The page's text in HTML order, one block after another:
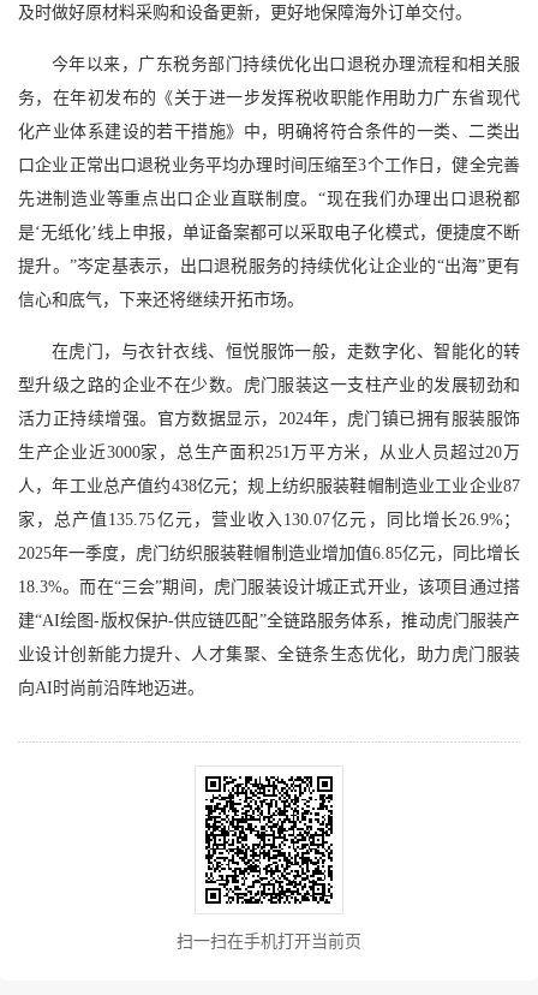
及时做好原材料采购和设备更新，更好地保障海外订单交付。
今年以来，广东税务部门持续优化出口退税办理流程和相关服
务，在年初发布的《关于进一步发挥税收职能作用助力广东省现代
化产业体系建设的若干措施》中，明确将符合条件的一类、二类出
口企业正常出口退税业务平均办理时间压缩至3个工作日，健全完善
先进制造业等重点出口企业直联制度。“现在我们办理出口退税都
是‘无纸化’线上申报，单证备案都可以采取电子化模式，便捷度不断
提升。”岑定基表示，出口退税服务的持续优化让企业的“出海”更有
信心和底气，下来还将继续开拓市场。
在虎门，与衣针衣线、恒悦服饰一般，走数字化、智能化的转
型升级之路的企业不在少数。虎门服装这一支柱产业的发展韧劲和
活力正持续增强。官方数据显示，2024年，虎门镇已拥有服装服饰
生产企业近3000家，总生产面积251万平方米，从业人员超过20万
人，年工业总产值约438亿元；规上纺织服装鞋帽制造业工业企业87
家，总产值135.75亿元，营业收入130.07亿元，同比增长26.9%；
2025年一季度，虎门纺织服装鞋帽制造业增加值6.85亿元，同比增长
18.3%。而在“三会”期间，虎门服装设计城正式开业，该项目通过搭
建“AI绘图-版权保护-供应链匹配”全链路服务体系，推动虎门服装产
业设计创新能力提升、人才集聚、全链条生态优化，助力虎门服装
向AI时尚前沿阵地迈进。
扫一扫在手机打开当前页